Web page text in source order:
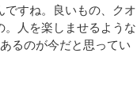
すね。良いもの、クオ
。人を楽しませるような
るのが今だと思ってい